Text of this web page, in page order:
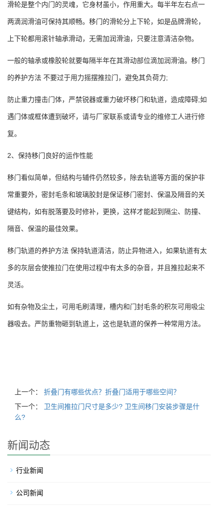
滑轮是整个内门的灵魂，它身材虽小，作用重大。每半年左右点一
两滴润滑油可保持其顺畅。移门的滑轮分上下轮，如是品牌滑轮，
上下轮都用滚针轴承滑动，无需加润滑油，只要注意清洁杂物。
一般的轴承或橡胶轮就要每隔半年在其滑动部位滴加润滑油。移门
的养护方法 不要过于用力摇摆推拉门，避免其负荷力;
防止重力撞击门体，严禁锐器或重力破坏移门和轨道，造成障碍;如
遇门体或框体遭到破坏，请与厂家联系或请专业的维修工人进行修
复。
2、保持移门良好的运作性能
移门看似简单，但结构与辅件仍然较多，除去轨道等方面的保护非
常重要外，密封毛条和玻璃胶封是保证移门密封、保温及隔音的关
键结构，如有脱落要及时修补，更换，这样才能起到隔尘、防撞、
隔音、保温的最佳效果。
移门轨道的养护方法 保持轨道清洁，防止异物进入，如果轨道有太
多的灰层会使推拉门在使用过程中有太多的杂音，并且推拉起来不
灵活。
如有杂物及尘土，可用毛刷清理，槽内和门封毛条的积灰可用吸尘
器吸去。严防重物砸到轨道上，这也是轨道的保养一种常用方法。
上一个： 折叠门有哪些优点？折叠门适用于哪些空间？
下一个： 卫生间推拉门尺寸是多少? 卫生间移门安装步骤是什
么?
新闻动态
行业新闻
公司新闻